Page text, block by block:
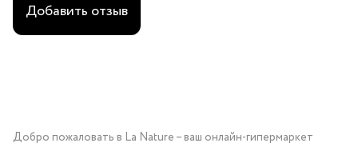
Добавить отзыв
Добро пожаловать в La Nature – ваш онлайн-гипермаркет